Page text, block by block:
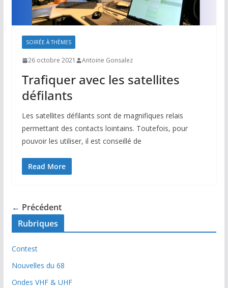
SOIRÉE À THÈMES
26 octobre 2021 Antoine Gonsalez
Trafiquer avec les satellites
défilants
Les satellites défilants sont de magnifiques relais
permettant des contacts lointains. Toutefois, pour
pouvoir les utiliser, il est conseillé de
Read More
← Précédent
Rubriques
Contest
Nouvelles du 68
Ondes VHF & UHF